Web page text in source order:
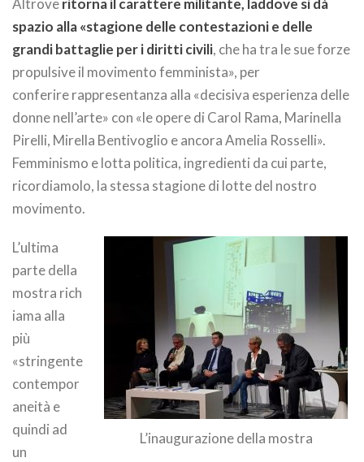
Altroveritorna il carattere militante, laddove si dà
spazio alla «stagione delle contestazioni e delle
grandi battaglie per i diritti civili, che ha tra le sue forze
propulsive il movimento femminista», per
conferire rappresentanza alla «decisiva esperienza delle
donne nell’arte» con «le opere di Carol Rama, Marinella
Pirelli, Mirella Bentivoglio e ancora Amelia Rosselli».
Femminismo e lotta politica, ingredienti da cui parte,
ricordiamolo, la stessa stagione di lotte del nostro
movimento.
L’inaugurazione della mostra
L’ultima
parte della
mostra rich
iama alla
più
«stringente
contempor
aneità e
quindi ad
un